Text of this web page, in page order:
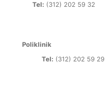
Tel: (312) 202 59 32
Poliklinik
Tel: (312) 202 59 29